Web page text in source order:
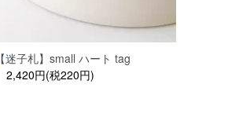
【迷子札】small ハート tag
2,420円(税220円)